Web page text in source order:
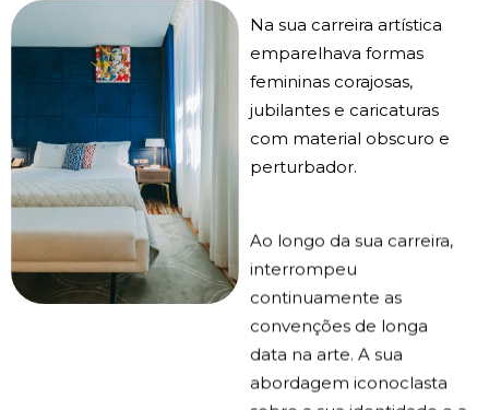
Na sua carreira artística
emparelhava formas
femininas corajosas,
jubilantes e caricaturas
com material obscuro e
perturbador.
interrompeu
continuamente as
convenções de longa
data na arte. A sua
abordagem iconoclasta
sobre a sua identidade e a